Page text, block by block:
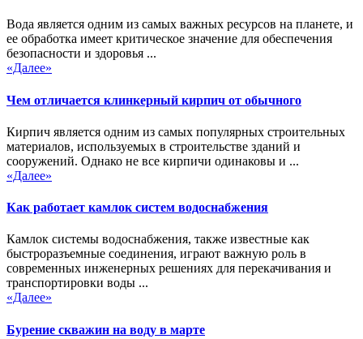
Вода является одним из самых важных ресурсов на планете, и
ее обработка имеет критическое значение для обеспечения
безопасности и здоровья ...
«Далее»
Чем отличается клинкерный кирпич от обычного
Кирпич является одним из самых популярных строительных
материалов, используемых в строительстве зданий и
сооружений. Однако не все кирпичи одинаковы и ...
«Далее»
Как работает камлок систем водоснабжения
Камлок системы водоснабжения, также известные как
быстроразъемные соединения, играют важную роль в
современных инженерных решениях для перекачивания и
транспортировки воды ...
«Далее»
Бурение скважин на воду в марте